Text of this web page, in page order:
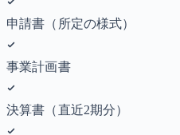
申請書（所定の様式）
事業計画書
決算書（直近2期分）